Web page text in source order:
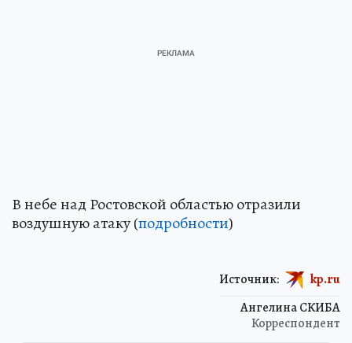
В небе над Ростовской областью отразили
воздушную атаку (подробности)
Ангелина СКИБА
Корреспондент
Источник: kp.ru